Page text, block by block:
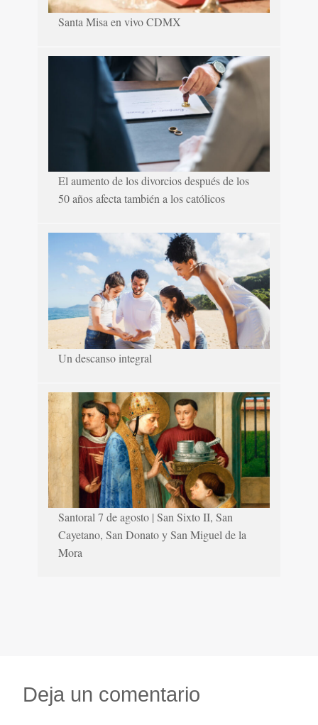
Santa Misa en vivo CDMX
El aumento de los divorcios después de los
50 años afecta también a los católicos
Un descanso integral
Santoral 7 de agosto | San Sixto II, San
Cayetano, San Donato y San Miguel de la
Mora
Deja un comentario